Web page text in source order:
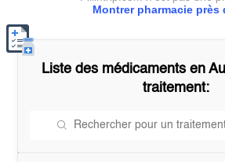
Montrer pharmacie près
Liste des médicaments en
traitement: